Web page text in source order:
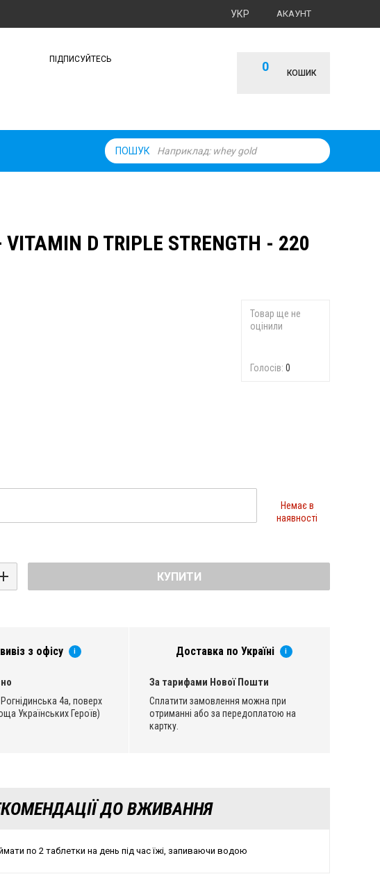
АКАУНТ
УКР
0 КОШИК
ПІДПИСУЙТЕСЬ
ПОШУК
D TRIPLE STRENGTH - 220
Товар ще не
оцінили
Голосів: 0
Немає в
наявності
КУПИТИ
з офісу i
4а, поверх
Українських Героїв)
Доставка по Україні i
За тарифами Нової Пошти
Сплатити замовлення можна при
отриманні або за передоплатою на
картку.
ДО ВЖИВАННЯ
по 2 таблетки на день під час їжі, запиваючи водою